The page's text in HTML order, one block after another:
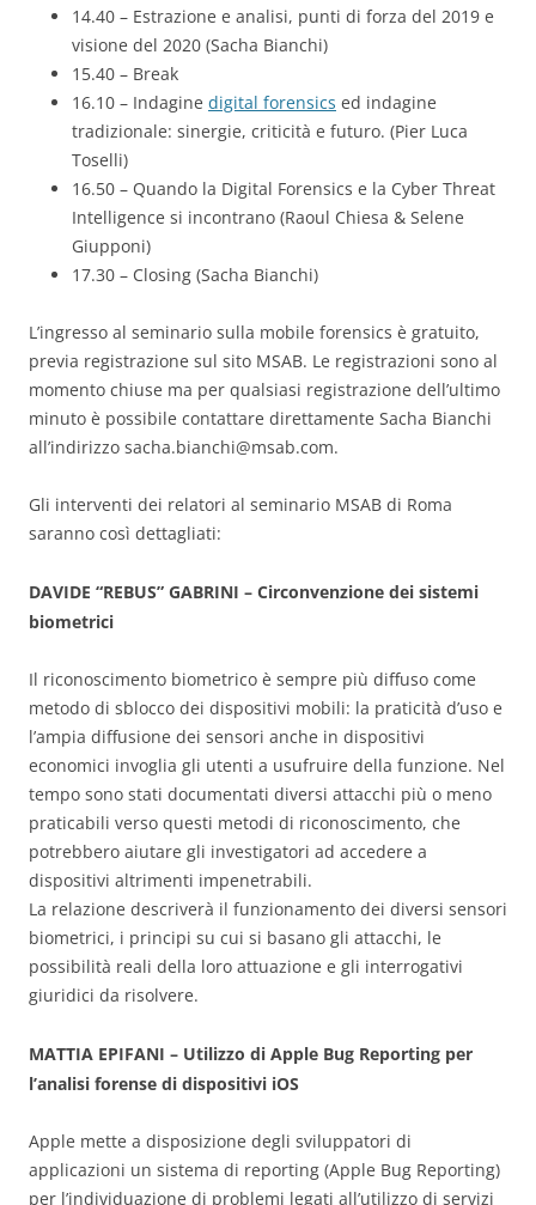
14.40 – Estrazione e analisi, punti di forza del 2019 e
visione del 2020 (Sacha Bianchi)
15.40 – Break
16.10 – Indagine digital forensics ed indagine
tradizionale: sinergie, criticità e futuro. (Pier Luca
Toselli)
16.50 – Quando la Digital Forensics e la Cyber Threat
Intelligence si incontrano (Raoul Chiesa & Selene
Giupponi)
17.30 – Closing (Sacha Bianchi)
L’ingresso al seminario sulla mobile forensics è gratuito,
previa registrazione sul sito MSAB. Le registrazioni sono al
momento chiuse ma per qualsiasi registrazione dell’ultimo
minuto è possibile contattare direttamente Sacha Bianchi
all’indirizzo sacha.bianchi@msab.com.
Gli interventi dei relatori al seminario MSAB di Roma
saranno così dettagliati:
DAVIDE “REBUS” GABRINI – Circonvenzione dei sistemi
biometrici
Il riconoscimento biometrico è sempre più diffuso come
metodo di sblocco dei dispositivi mobili: la praticità d’uso e
l’ampia diffusione dei sensori anche in dispositivi
economici invoglia gli utenti a usufruire della funzione. Nel
tempo sono stati documentati diversi attacchi più o meno
praticabili verso questi metodi di riconoscimento, che
potrebbero aiutare gli investigatori ad accedere a
dispositivi altrimenti impenetrabili.
La relazione descriverà il funzionamento dei diversi sensori
biometrici, i principi su cui si basano gli attacchi, le
possibilità reali della loro attuazione e gli interrogativi
giuridici da risolvere.
MATTIA EPIFANI – Utilizzo di Apple Bug Reporting per
l’analisi forense di dispositivi iOS
Apple mette a disposizione degli sviluppatori di
applicazioni un sistema di reporting (Apple Bug Reporting)
per l’individuazione di problemi legati all’utilizzo di servizi